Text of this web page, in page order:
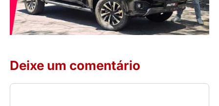
Deixe um comentário
Comentário